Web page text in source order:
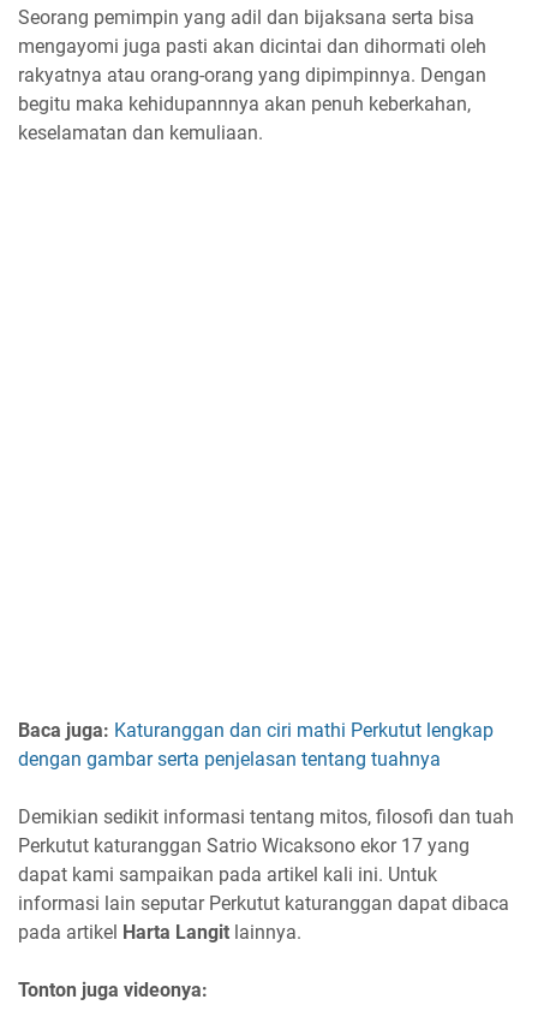
Seorang pemimpin yang adil dan bijaksana serta bisa
mengayomi juga pasti akan dicintai dan dihormati oleh
rakyatnya atau orang-orang yang dipimpinnya. Dengan
begitu maka kehidupannnya akan penuh keberkahan,
keselamatan dan kemuliaan.
Baca juga: Katuranggan dan ciri mathi Perkutut lengkap
dengan gambar serta penjelasan tentang tuahnya
Demikian sedikit informasi tentang mitos, filosofi dan tuah
Perkutut katuranggan Satrio Wicaksono ekor 17 yang
dapat kami sampaikan pada artikel kali ini. Untuk
informasi lain seputar Perkutut katuranggan dapat dibaca
pada artikel Harta Langit lainnya.
Tonton juga videonya: